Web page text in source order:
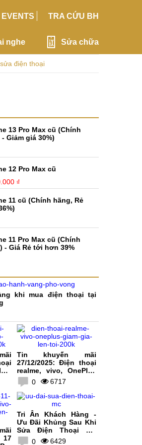
EVENTS TRA CỨU BH
nghe Sửa chữa
điện thoại
13 Pro Max cũ (Chính
Giảm giá 30%)
12 Pro Max cũ
₫
11 cũ (Chính hãng, Rẻ
11 Pro Max cũ (Chính
- Giá Rẻ tới hơn 39%
khi mua điện thoại tại
Tin khuyến mãi
27/12/2025: Điện thoại
realme, vivo, OnePlus
giảm giá lên tới 200K
0 6717
17
Tri Ân Khách Hàng -
Ưu Đãi Khủng Sau Khi
Sửa Điện Thoại Tại
MobileCity
0 6429